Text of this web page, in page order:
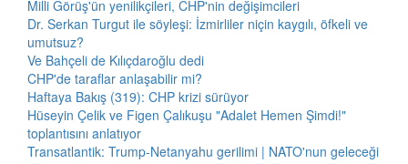
Milli Görüş'ün yenilikçileri, CHP'nin değişimcileri
Dr. Serkan Turgut ile söyleşi: İzmirliler niçin kaygılı, öfkeli ve
umutsuz?
Ve Bahçeli de Kılıçdaroğlu dedi
CHP'de taraflar anlaşabilir mi?
Haftaya Bakış (319): CHP krizi sürüyor
Hüseyin Çelik ve Figen Çalıkuşu "Adalet Hemen Şimdi!"
toplantısını anlatıyor
Transatlantik: Trump-Netanyahu gerilimi | NATO'nun geleceği